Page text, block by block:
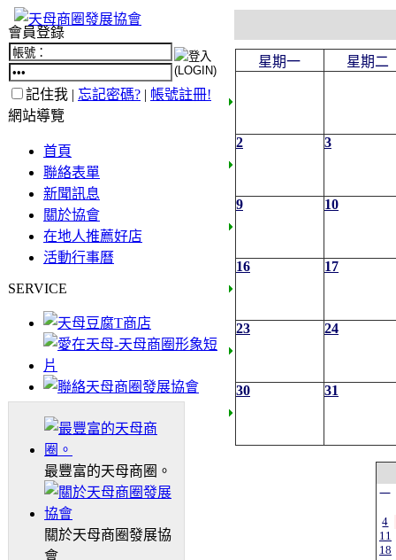
會員登錄
記住我 | 忘記密碼? | 帳號註冊!
網站導覽
首頁
聯絡表單
新聞訊息
關於協會
在地人推薦好店
活動行事曆
SERVICE
最豐富的天母商圈。
關於天母商圈發展協
會
星期一 星期二
2 3
9 10
16 17
23 24
30 31
一
4
11
18